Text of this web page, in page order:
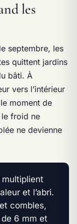
les
septembre, les
quittent jardins
bâti. À
vers l’intérieur
moment de
le froid ne
ne devienne
multiplient
et l’abri.
combles,
6 mm et